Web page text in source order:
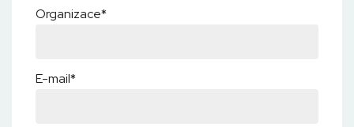
Organizace*
E-mail*